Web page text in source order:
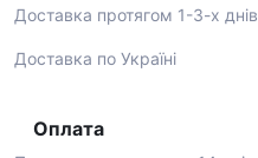
Доставка протягом 1-3-х днів
Доставка по Україні
Оплата